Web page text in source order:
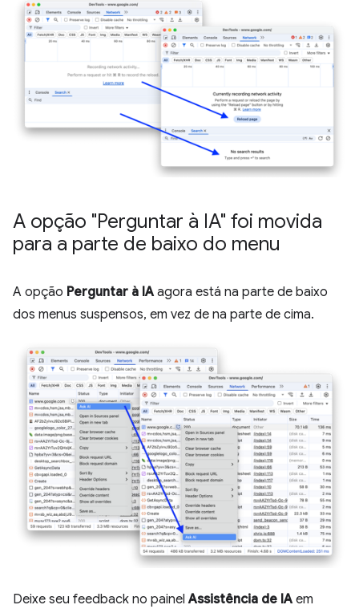
A opção "Perguntar à IA" foi movida
para a parte de baixo do menu
A opção Perguntar à IA agora está na parte de baixo
dos menus suspensos, em vez de na parte de cima.
Deixe seu feedback no painelAssistência de IA em